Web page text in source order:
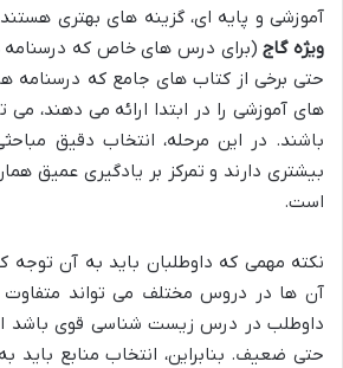
آموزشی و پایه ای، گزینه های بهتری
ویژه گاج(برای درس های خاص که درسنامه
حتی برخی از کتاب های جامع که درسنامه
های آموزشی را در ابتدا ارائه می دهند،
باشند. در این مرحله، انتخاب دقیق
بیشتری دارند و تمرکز بر یادگیری عمیق
است.
نکته مهمی که داوطلبان باید به آن
آن ها در دروس مختلف می تواند
داوطلب در درس زیست شناسی قوی باشد
حتی ضعیف. بنابراین، انتخاب منابع